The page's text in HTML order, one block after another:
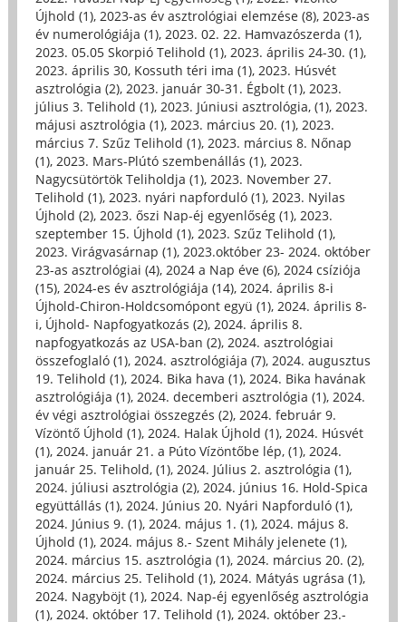
Újhold (1), 2023-as év asztrológiai elemzése (8), 2023-as
év numerológiája (1), 2023. 02. 22. Hamvazószerda (1),
2023. 05.05 Skorpió Telihold (1), 2023. április 24-30. (1),
2023. április 30, Kossuth téri ima (1), 2023. Húsvét
asztrológia (2), 2023. január 30-31. Égbolt (1), 2023.
július 3. Telihold (1), 2023. Júniusi asztrológia, (1), 2023.
májusi asztrológia (1), 2023. március 20. (1), 2023.
március 7. Szűz Telihold (1), 2023. március 8. Nőnap
(1), 2023. Mars-Plútó szembenállás (1), 2023.
Nagycsütörtök Teliholdja (1), 2023. November 27.
Telihold (1), 2023. nyári napforduló (1), 2023. Nyilas
Újhold (2), 2023. őszi Nap-éj egyenlőség (1), 2023.
szeptember 15. Újhold (1), 2023. Szűz Telihold (1),
2023. Virágvasárnap (1), 2023.október 23- 2024. október
23-as asztrológiai (4), 2024 a Nap éve (6), 2024 csíziója
(15), 2024-es év asztrológiája (14), 2024. április 8-i
Újhold-Chiron-Holdcsomópont együ (1), 2024. április 8-
i, Újhold- Napfogyatkozás (2), 2024. április 8.
napfogyatkozás az USA-ban (2), 2024. asztrológiai
összefoglaló (1), 2024. asztrológiája (7), 2024. augusztus
19. Telihold (1), 2024. Bika hava (1), 2024. Bika havának
asztrológiája (1), 2024. decemberi asztrológia (1), 2024.
év végi asztrológiai összegzés (2), 2024. február 9.
Vízöntő Újhold (1), 2024. Halak Újhold (1), 2024. Húsvét
(1), 2024. január 21. a Púto Vízöntőbe lép, (1), 2024.
január 25. Telihold, (1), 2024. Július 2. asztrológia (1),
2024. júliusi asztrológia (2), 2024. június 16. Hold-Spica
együttállás (1), 2024. Június 20. Nyári Napforduló (1),
2024. Június 9. (1), 2024. május 1. (1), 2024. május 8.
Újhold (1), 2024. május 8.- Szent Mihály jelenete (1),
2024. március 15. asztrológia (1), 2024. március 20. (2),
2024. március 25. Telihold (1), 2024. Mátyás ugrása (1),
2024. Nagyböjt (1), 2024. Nap-éj egyenlőség asztrológia
(1), 2024. október 17. Telihold (1), 2024. október 23.-